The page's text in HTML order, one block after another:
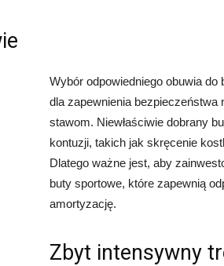
Wybór odpowiedniego obuwia do
dla zapewnienia bezpieczeństwa
stawom. Niewłaściwie dobrany
kontuzji, takich jak skręcenie
Dlatego ważne jest, aby
buty sportowe, które zapewnią
amortyzację.
Zbyt intensywny